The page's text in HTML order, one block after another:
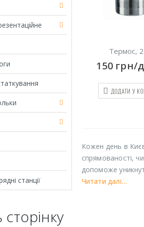
Термос,
150 грн/
ДОДАТИ У
Кожен день в
спрямованості,
допоможе
Читати далі…
станції
cторінку